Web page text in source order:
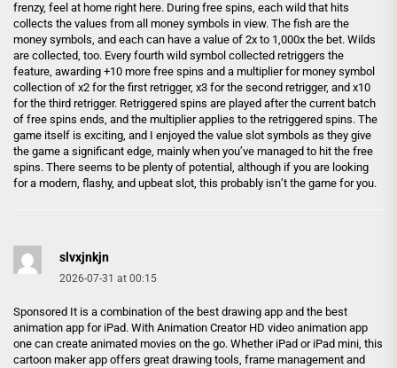
frenzy, feel at home right here. During free spins, each wild that hits
collects the values from all money symbols in view. The fish are the
money symbols, and each can have a value of 2x to 1,000x the bet. Wilds
are collected, too. Every fourth wild symbol collected retriggers the
feature, awarding +10 more free spins and a multiplier for money symbol
collection of x2 for the first retrigger, x3 for the second retrigger, and x10
for the third retrigger. Retriggered spins are played after the current batch
of free spins ends, and the multiplier applies to the retriggered spins. The
game itself is exciting, and I enjoyed the value slot symbols as they give
the game a significant edge, mainly when you’ve managed to hit the free
spins. There seems to be plenty of potential, although if you are looking
for a modern, flashy, and upbeat slot, this probably isn’t the game for you.
slvxjnkjn
2026-07-31 at 00:15
Sponsored It is a combination of the best drawing app and the best
animation app for iPad. With Animation Creator HD video animation app
one can create animated movies on the go. Whether iPad or iPad mini, this
cartoon maker app offers great drawing tools, frame management and